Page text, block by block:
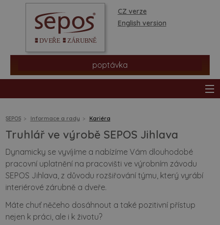
CZ verze
English version
poptávka
prodejní síť
SEPOS Informace a rady Kariéra
Truhlář ve výrobě SEPOS Jihlava
Dynamicky se vyvíjíme a nabízíme Vám dlouhodobé
pracovní uplatnění na pracovišti ve výrobním závodu
SEPOS Jihlava, z důvodu rozšiřování týmu, který vyrábí
interiérové zárubně a dveře.
Máte chuť něčeho dosáhnout a také pozitivní přístup
nejen k práci, ale i k životu?